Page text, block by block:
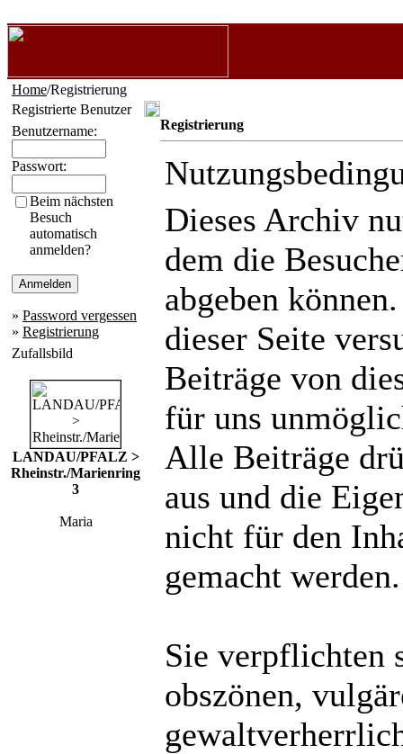
Home/Registrierung
Registrierte Benutzer
Benutzername:
Passwort:
Beim nächsten
Besuch
automatisch
anmelden?
» Password vergessen
» Registrierung
Zufallsbild
LANDAU/PFALZ >
Rheinstr./Marienring
3
Maria
Registrierung
Dieses Archiv
dem die
abgeben
dieser Seite
Beiträge von
für uns
Alle Beiträge
aus und die
nicht für den
gemacht werden.
Sie verpflichten
obszönen,